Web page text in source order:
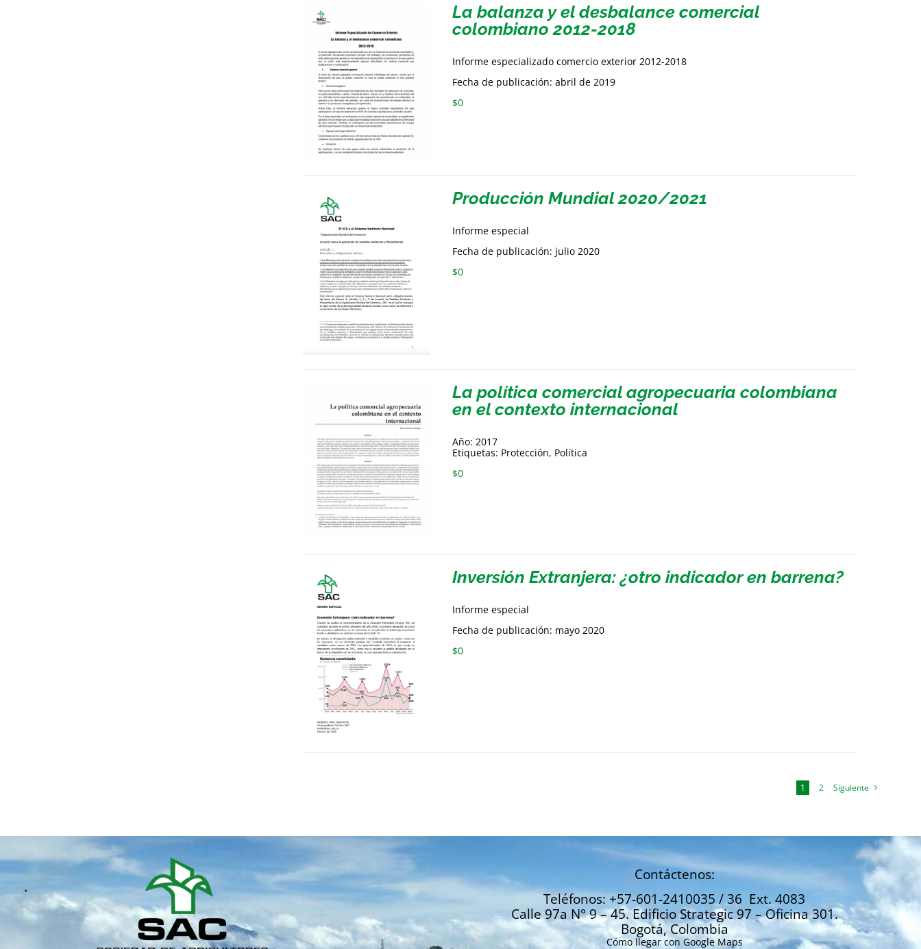
La balanza y el desbalance comercial
colombiano 2012-2018
Informe especializado comercio exterior 2012-2018
Fecha de publicación: abril de 2019
$0
Producción Mundial 2020/2021
Informe especial
Fecha de publicación: julio 2020
$0
La política comercial agropecuaria colombiana
en el contexto internacional
Año: 2017
Etiquetas: Protección, Política
$0
Inversión Extranjera: ¿otro indicador en barrena?
Informe especial
Fecha de publicación: mayo 2020
$0
1 2 Siguiente
Contáctenos:
Teléfonos: +57-601-2410035 / 36 Ext. 4083
Calle 97a N° 9 – 45. Edificio Strategic 97 – Oficina 301.
Bogotá, Colombia
Cómo llegar con Google Maps